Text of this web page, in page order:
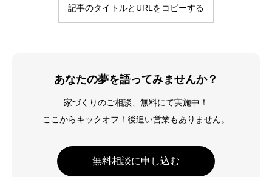
記事のタイトルとURLをコピーする
あなたの夢を語ってみませんか？
家づくりのご相談、無料にて実施中！
ここからキックオフ！後追い営業もありません。
無料相談に申し込む